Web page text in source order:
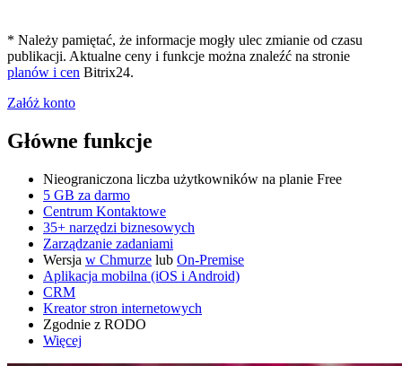
* Należy pamiętać, że informacje mogły ulec zmianie od czasu
publikacji. Aktualne ceny i funkcje można znaleźć na stronie
planów i cen Bitrix24.
Załóż konto
Główne funkcje
Nieograniczona liczba użytkowników na planie Free
5 GB za darmo
Centrum Kontaktowe
35+ narzędzi biznesowych
Zarządzanie zadaniami
Wersja w Chmurze lub On-Premise
Aplikacja mobilna (iOS i Android)
CRM
Kreator stron internetowych
Zgodnie z RODO
Więcej